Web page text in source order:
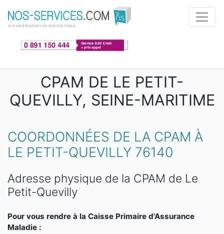
Aller au contenu principal
CPAM DE LE PETIT-
QUEVILLY, SEINE-MARITIME
COORDONNÉES DE LA CPAM À
LE PETIT-QUEVILLY 76140
Adresse physique de la CPAM de Le
Petit-Quevilly
Pour vous rendre à la Caisse Primaire d'Assurance
Maladie :